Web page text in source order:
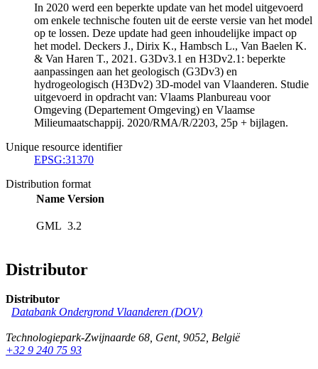
In 2020 werd een beperkte update van het model uitgevoerd
om enkele technische fouten uit de eerste versie van het model
op te lossen. Deze update had geen inhoudelijke impact op
het model. Deckers J., Dirix K., Hambsch L., Van Baelen K.
& Van Haren T., 2021. G3Dv3.1 en H3Dv2.1: beperkte
aanpassingen aan het geologisch (G3Dv3) en
hydrogeologisch (H3Dv2) 3D-model van Vlaanderen. Studie
uitgevoerd in opdracht van: Vlaams Planbureau voor
Omgeving (Departement Omgeving) en Vlaamse
Milieumaatschappij. 2020/RMA/R/2203, 25p + bijlagen.
Unique resource identifier
EPSG:31370
Distribution format
Name Version
GML 3.2
Distributor
Distributor
Databank Ondergrond Vlaanderen (DOV)
Technologiepark-Zwijnaarde 68, Gent, 9052, België
+32 9 240 75 93